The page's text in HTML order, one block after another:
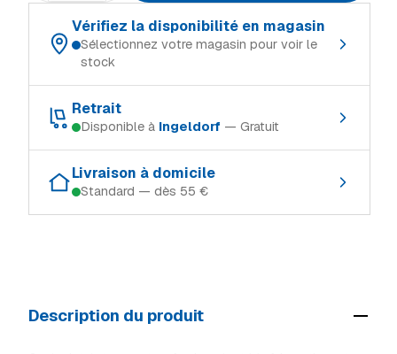
Vérifiez la disponibilité en magasin
Sélectionnez votre magasin pour voir le
stock
Schifflange Rupture
Ingeldorf
Alzingen
Retrait
Disponible à Ingeldorf — Gratuit
Schifflange Rupture
Livraison à domicile
Standard — dès 55 €
Livraison volumineux / camion 69 €
Description du produit